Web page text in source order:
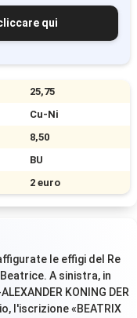
qui
25,75
Cu-Ni
8,50
BU
2 euro
le effigi del Re
A sinistra, in
KONING DER
l'iscrizione «BEATRIX